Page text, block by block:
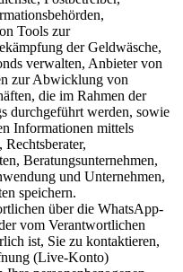
Tools zur
der Geldwäsche,
verwalten, Anbieter von
zur Abwicklung von
die im Rahmen der
durchgeführt werden, sowie
Informationen mittels
Beratungsunternehmen,
und Unternehmen,
speichern.
über die WhatsApp-
vom Verantwortlichen
ist, Sie zu kontaktieren,
(Live-Konto)